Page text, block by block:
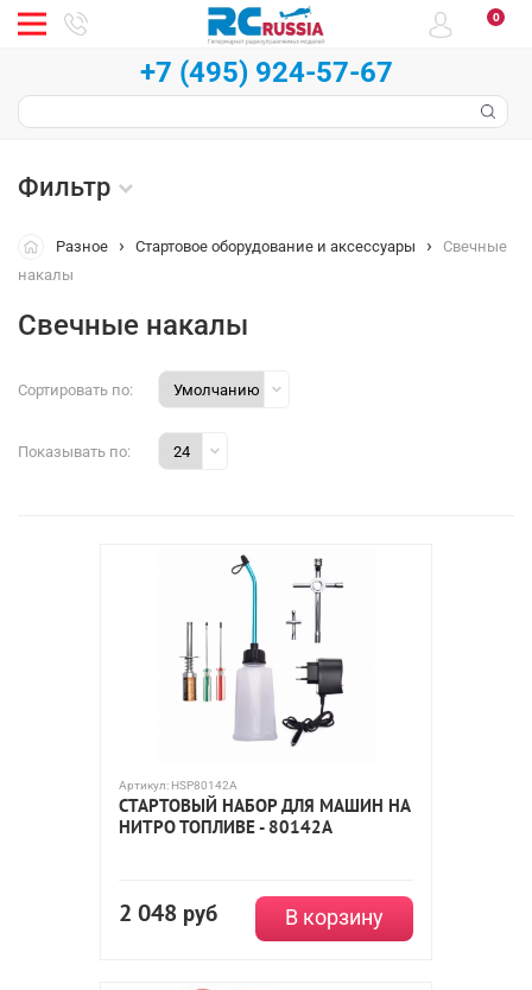
0
+7 (495) 924-57-67
Фильтр
Разное Стартовое оборудование и аксессуары
Свечные
накалы
Свечные накалы
Сортировать по:
Показывать по:
Артикул: HSP80142A
СТАРТОВЫЙ НАБОР ДЛЯ МАШИН НА
НИТРО ТОПЛИВЕ - 80142A
2 048 руб В корзину